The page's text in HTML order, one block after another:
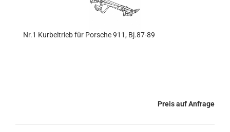
Nr.1 Kurbeltrieb für Porsche 911, Bj.87-89
Preis auf Anfrage